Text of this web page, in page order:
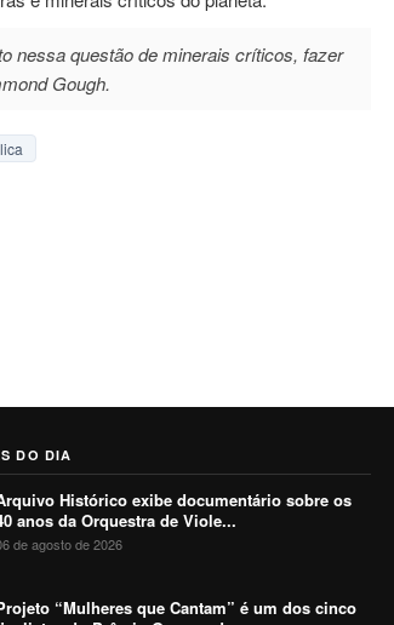
nessa questão de minerais críticos, fazer
Gough.
DO DIA
Histórico exibe documentário sobre os
anos da Orquestra de Viole...
de agosto de 2026
“Mulheres que Cantam” é um dos cinco